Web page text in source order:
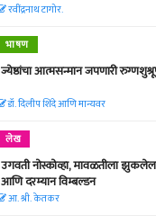
रवींद्रनाथ टागोर.
भाषण
ज्येष्ठांचा आत्मसन्मान जपणारी
डॉ. दिलीप शिंदे आणि मान्यवर
लेख
उगवती नोस्कोव्हा, मावळतीला
आणि दरम्यान विम्बल्डन
आ. श्री. केतकर